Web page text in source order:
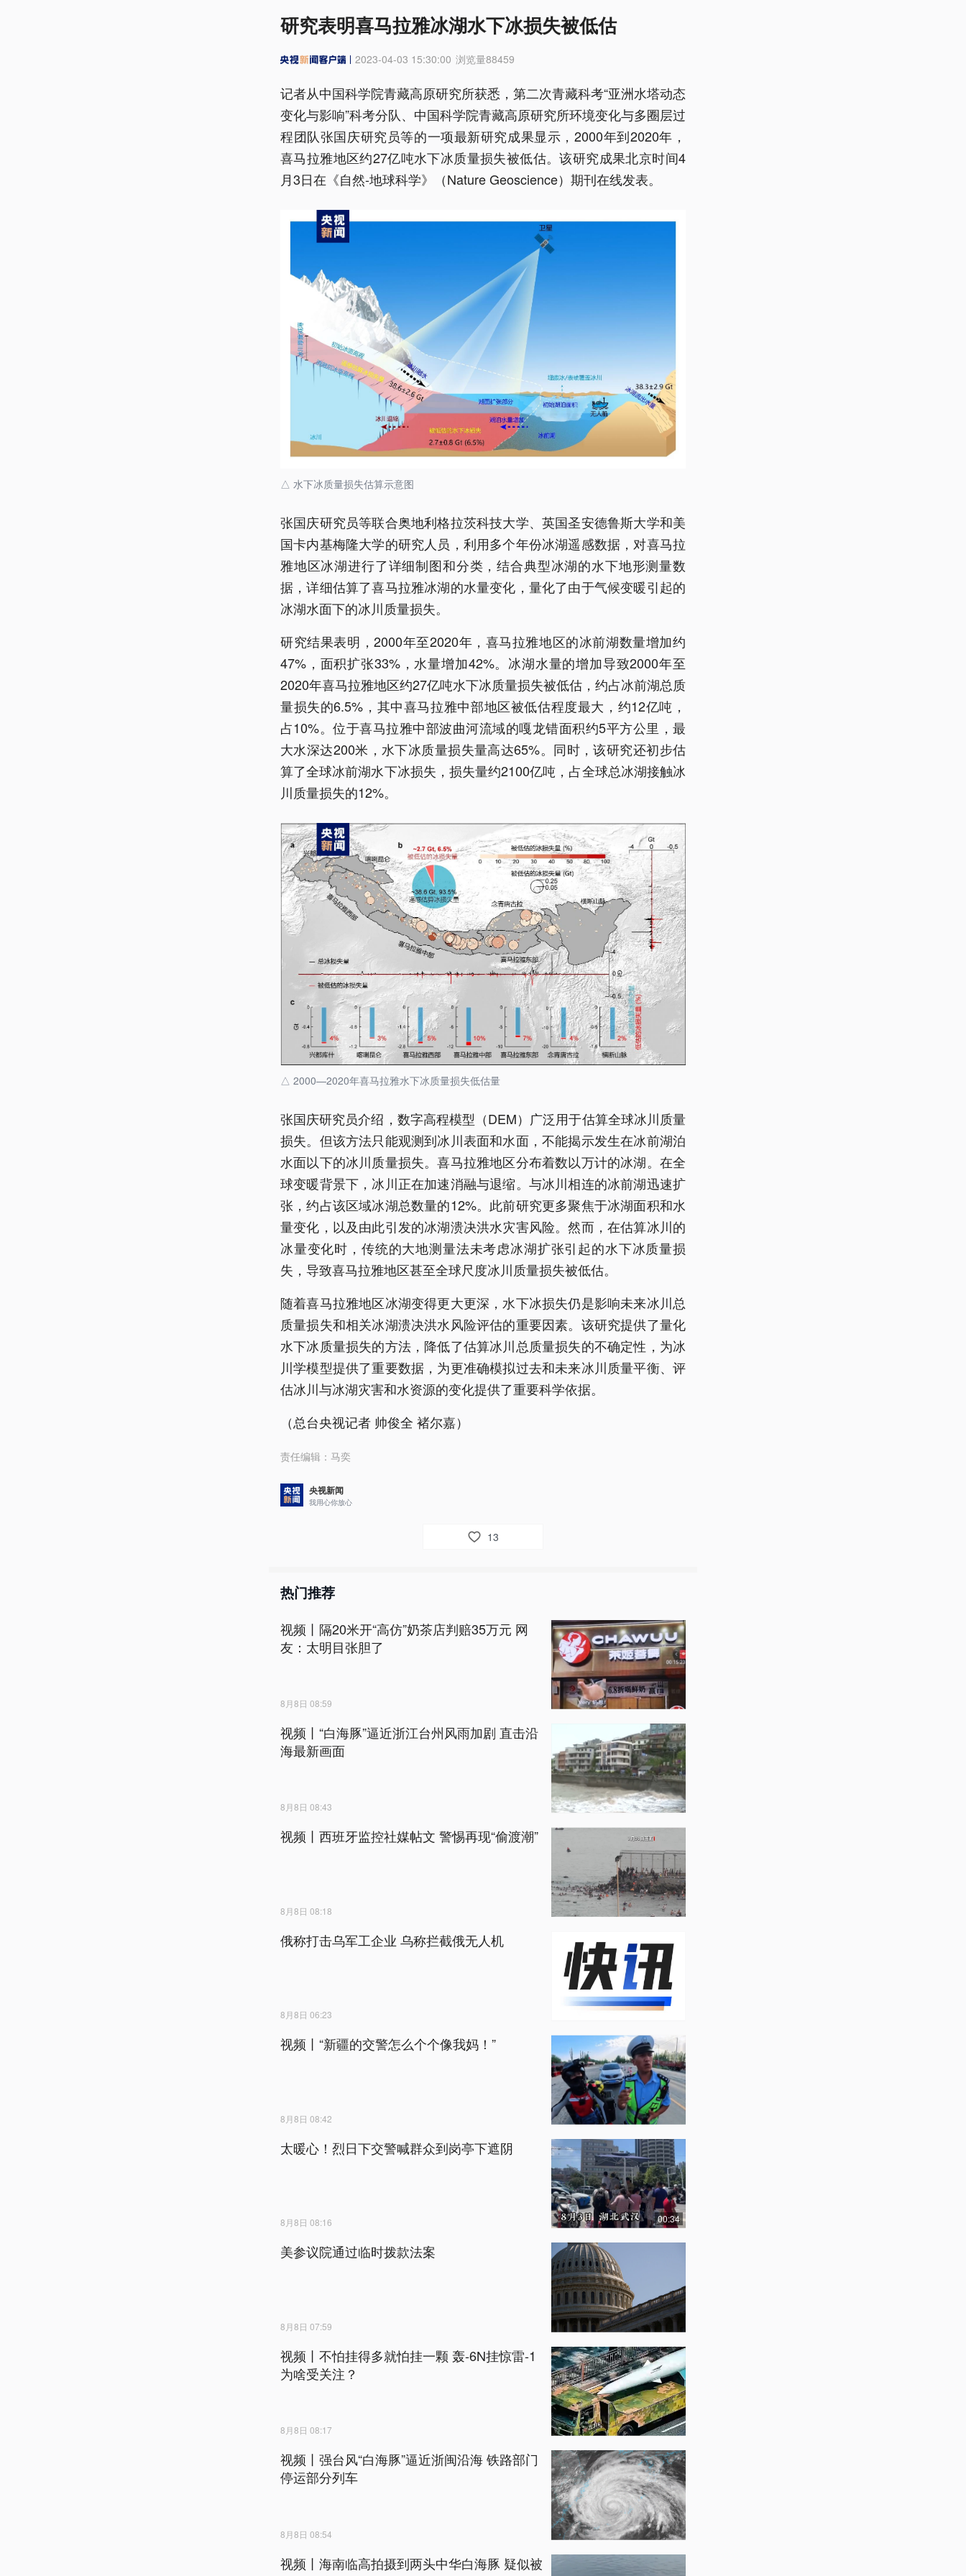
研究表明喜马拉雅冰湖水下冰损失被低估
2023-04-03 15:30:00 浏览量88459
记者从中国科学院青藏高原研究所获悉，第二次青藏科考“亚洲水塔动态
变化与影响”科考分队、中国科学院青藏高原研究所环境变化与多圈层过
程团队张国庆研究员等的一项最新研究成果显示，2000年到2020年，
喜马拉雅地区约27亿吨水下冰质量损失被低估。该研究成果北京时间4
月3日在《自然-地球科学》（Nature Geoscience）期刊在线发表。
△ 水下冰质量损失估算示意图
张国庆研究员等联合奥地利格拉茨科技大学、英国圣安德鲁斯大学和美
国卡内基梅隆大学的研究人员，利用多个年份冰湖遥感数据，对喜马拉
雅地区冰湖进行了详细制图和分类，结合典型冰湖的水下地形测量数
据，详细估算了喜马拉雅冰湖的水量变化，量化了由于气候变暖引起的
冰湖水面下的冰川质量损失。
研究结果表明，2000年至2020年，喜马拉雅地区的冰前湖数量增加约
47%，面积扩张33%，水量增加42%。冰湖水量的增加导致2000年至
2020年喜马拉雅地区约27亿吨水下冰质量损失被低估，约占冰前湖总质
量损失的6.5%，其中喜马拉雅中部地区被低估程度最大，约12亿吨，
占10%。位于喜马拉雅中部波曲河流域的嘎龙错面积约5平方公里，最
大水深达200米，水下冰质量损失量高达65%。同时，该研究还初步估
算了全球冰前湖水下冰损失，损失量约2100亿吨，占全球总冰湖接触冰
川质量损失的12%。
△ 2000—2020年喜马拉雅水下冰质量损失低估量
张国庆研究员介绍，数字高程模型（DEM）广泛用于估算全球冰川质量
损失。但该方法只能观测到冰川表面和水面，不能揭示发生在冰前湖泊
水面以下的冰川质量损失。喜马拉雅地区分布着数以万计的冰湖。在全
球变暖背景下，冰川正在加速消融与退缩。与冰川相连的冰前湖迅速扩
张，约占该区域冰湖总数量的12%。此前研究更多聚焦于冰湖面积和水
量变化，以及由此引发的冰湖溃决洪水灾害风险。然而，在估算冰川的
冰量变化时，传统的大地测量法未考虑冰湖扩张引起的水下冰质量损
失，导致喜马拉雅地区甚至全球尺度冰川质量损失被低估。
随着喜马拉雅地区冰湖变得更大更深，水下冰损失仍是影响未来冰川总
质量损失和相关冰湖溃决洪水风险评估的重要因素。该研究提供了量化
水下冰质量损失的方法，降低了估算冰川总质量损失的不确定性，为冰
川学模型提供了重要数据，为更准确模拟过去和未来冰川质量平衡、评
估冰川与冰湖灾害和水资源的变化提供了重要科学依据。
（总台央视记者 帅俊全 褚尔嘉）
责任编辑： 马奕
央视新闻
我用心你放心
13
热门推荐
视频丨隔20米开“高仿”奶茶店判赔35万元 网
友：太明目张胆了
8月8日 08:59
视频丨“白海豚”逼近浙江台州风雨加剧 直击沿
海最新画面
8月8日 08:43
视频丨西班牙监控社媒帖文 警惕再现“偷渡潮”
8月8日 08:18
俄称打击乌军工企业 乌称拦截俄无人机
8月8日 06:23
视频丨“新疆的交警怎么个个像我妈！”
8月8日 08:42
太暖心！烈日下交警喊群众到岗亭下遮阴
8月8日 08:16 00:34
美参议院通过临时拨款法案
8月8日 07:59
视频丨不怕挂得多就怕挂一颗 轰-6N挂惊雷-1
为啥受关注？
8月8日 08:17
视频丨强台风“白海豚”逼近浙闽沿海 铁路部门
停运部分列车
8月8日 08:54
视频丨海南临高拍摄到两头中华白海豚 疑似被